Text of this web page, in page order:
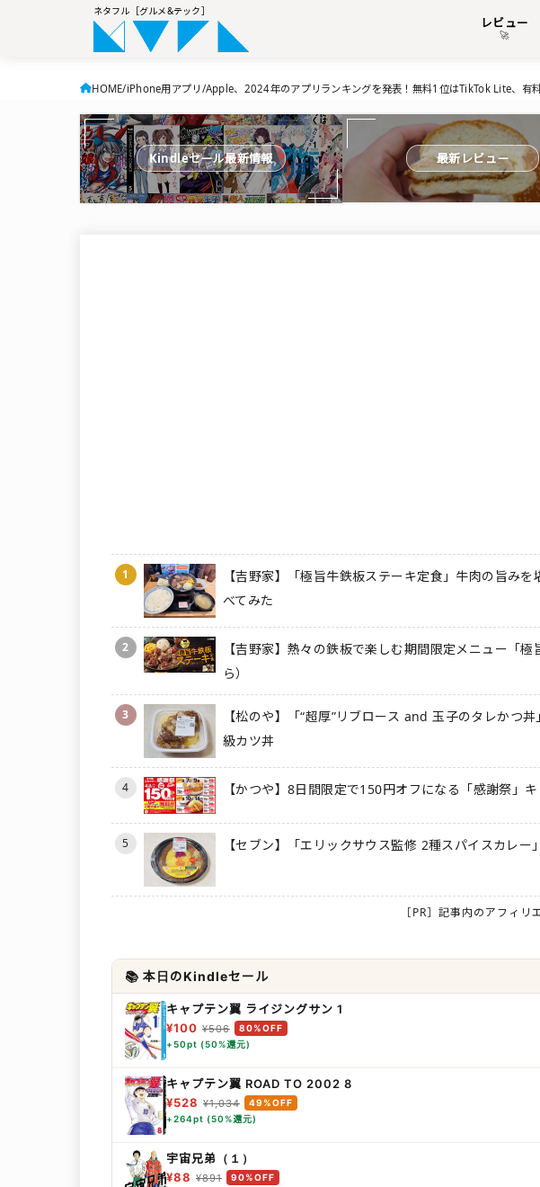
ネタフル［グルメ&テック］
レビュー
🚀
HOME iPhone用アプリ Apple、2024年のアプリランキングを発表！無料1位はTikTok Lite、有
Kindleセール最新情報 最新レビュー
1
【吉野家】「極旨牛鉄板ステーキ定食」牛肉の旨み
べてみた
2
【吉野家】熱々の鉄板で楽しむ期間限定メニュー「
ら）
3
【松のや】「“超厚”リブロース and 玉子のタレかつ
級カツ丼
4 【かつや】8日間限定で150円オフになる「感謝祭」
5 【セブン】「エリックサウス監修 2種スパイスカレ
［PR］記事内のアフィ
📚 本日のKindleセール
キャプテン翼 ライジングサン 1
¥100 ¥506
80%OFF
+50pt (50%還元)
キャプテン翼 ROAD TO 2002 8
¥528 ¥1,034
49%OFF
+264pt (50%還元)
宇宙兄弟（１）
¥88 ¥891
90%OFF